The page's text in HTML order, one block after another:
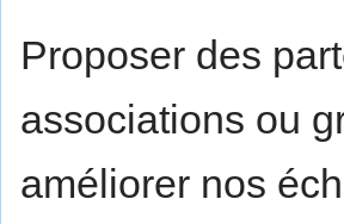
Proposer des
associations ou
améliorer nos